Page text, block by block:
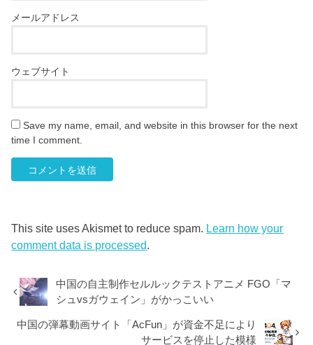
メールアドレス
ウェブサイト
Save my name, email, and website in this browser for the next
time I comment.
This site uses Akismet to reduce spam. Learn how your
comment data is processed.
中国の自主制作セルルックテストアニメ FGO「マ
シュvsガウェイン」がかっこいい
中国の弾幕動画サイト「AcFun」が資金不足により
サービスを停止した模様